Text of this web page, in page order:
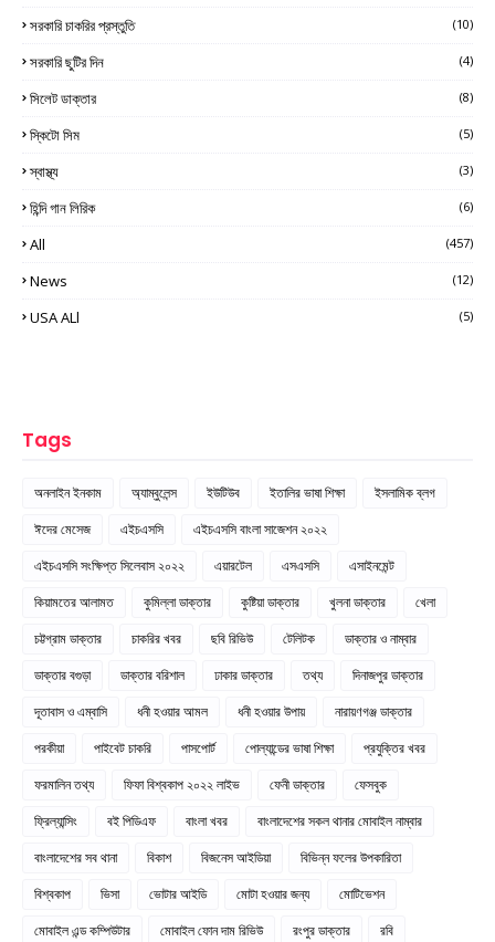
সরকারি চাকরির প্রস্তুতি (10)
সরকারি ছুটির দিন (4)
সিলেট ডাক্তার (8)
স্কিটো সিম (5)
স্বাস্থ্য (3)
হিন্দি গান লিরিক (6)
All (457)
News (12)
USA ALl (5)
Tags
অনলাইন ইনকাম অ্যাম্বুলেন্স ইউটিউব ইতালির ভাষা শিক্ষা
ইসলামিক ব্লগ
ঈদের মেসেজ
এইচএসসি
এইচএসসি বাংলা সাজেশন ২০২২
এইচএসসি সংক্ষিপ্ত সিলেবাস ২০২২
এয়ারটেল এসএসসি
এসাইনমেন্ট
কিয়ামতের আলামত
কুমিল্লা ডাক্তার কুষ্টিয়া ডাক্তার খুলনা ডাক্তার
খেলা
চট্টগ্রাম ডাক্তার
চাকরির খবর ছবি রিভিউ টেলিটক
ডাক্তার ও নাম্বার
ডাক্তার বগুড়া
ডাক্তার বরিশাল ঢাকার ডাক্তার তথ্য
দিনাজপুর ডাক্তার
দূতাবাস ও এম্বাসি
ধনী হওয়ার আমল ধনী হওয়ার উপায়
নারায়ণগঞ্জ ডাক্তার
পরকীয়া
পাইবেট চাকরি পাসপোর্ট পোল্যান্ডের ভাষা শিক্ষা
প্রযুক্তির খবর
ফরমালিন তথ্য
ফিফা বিশ্বকাপ ২০২২ লাইভ ফেনী ডাক্তার
ফেসবুক
ফ্রিল্যান্সিং
বই পিডিএফ বাংলা খবর
বাংলাদেশের সকল থানার মোবাইল নাম্বার
বাংলাদেশের সব থানা
বিকাশ বিজনেস আইডিয়া
বিভিন্ন ফলের উপকারিতা
বিশ্বকাপ
ভিসা ভোটার আইডি মোটা হওয়ার জন্য
মোটিভেশন
মোবাইল এন্ড কম্পিউটার
মোবাইল ফোন দাম রিভিউ রংপুর ডাক্তার রবি